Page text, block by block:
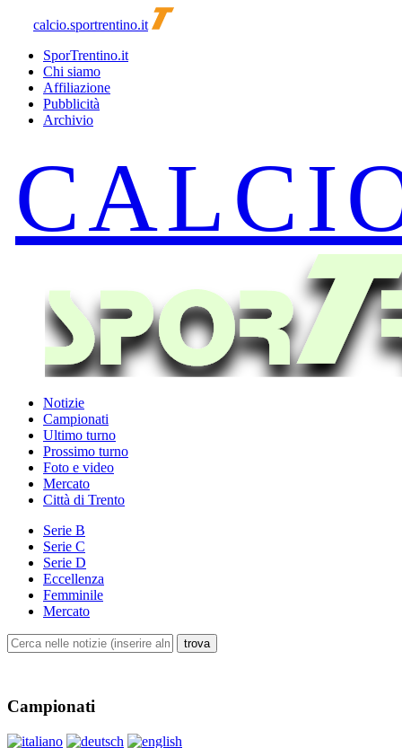
calcio.sportrentino.it
SporTrentino.it
Chi siamo
Affiliazione
Pubblicità
Archivio
Notizie
Campionati
Ultimo turno
Prossimo turno
Foto e video
Mercato
Città di Trento
Serie B
Serie C
Serie D
Eccellenza
Femminile
Mercato
Campionati